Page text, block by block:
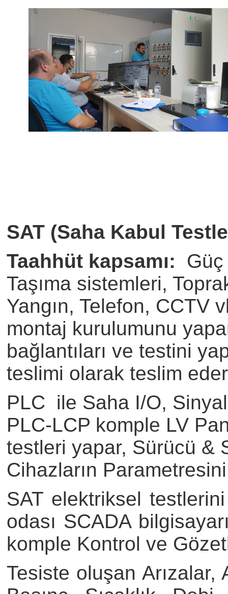
SAT (Saha Kabul
Taahhüt kapsamı: Güç
Taşıma sistemleri,
Yangın, Telefon, CCTV
montaj kurulumunu
bağlantıları ve testini
teslimi olarak teslim
PLC ile Saha I/O,
PLC-LCP komple LV
testleri yapar, Sürücü &
Cihazların
SAT elektriksel
odası SCADA
komple Kontrol ve
Tesiste oluşan Arızalar,